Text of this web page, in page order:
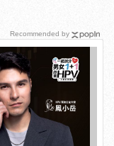
Recommended by